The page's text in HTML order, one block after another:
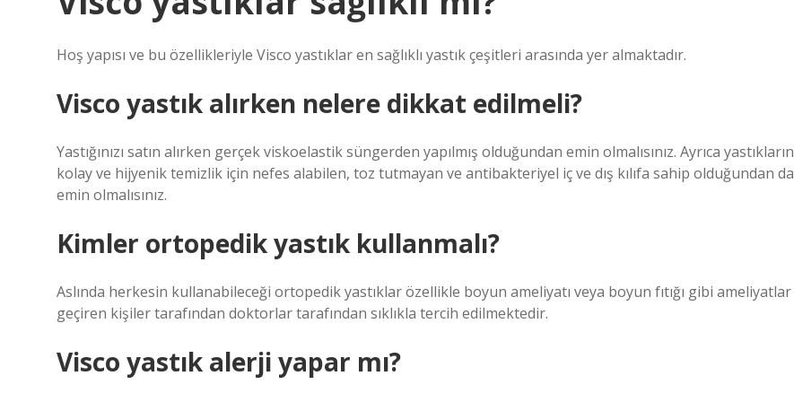
Hoş yapısı ve bu özellikleriyle Visco yastıklar en sağlıklı yastık çeşitleri arasında yer almaktadır.
Visco yastık alırken nelere dikkat edilmeli?
Yastığınızı satın alırken gerçek viskoelastik süngerden yapılmış olduğundan emin olmalısınız. Ayrıca yastıkların
kolay ve hijyenik temizlik için nefes alabilen, toz tutmayan ve antibakteriyel iç ve dış kılıfa sahip olduğundan da
emin olmalısınız.
Kimler ortopedik yastık kullanmalı?
Aslında herkesin kullanabileceği ortopedik yastıklar özellikle boyun ameliyatı veya boyun fıtığı gibi ameliyatlar
geçiren kişiler tarafından doktorlar tarafından sıklıkla tercih edilmektedir.
Visco yastık alerji yapar mı?